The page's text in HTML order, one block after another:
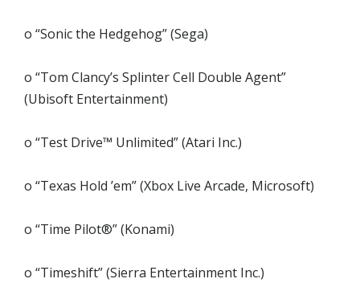
o “Sonic the Hedgehog” (Sega)
o “Tom Clancy’s Splinter Cell Double Agent”
(Ubisoft Entertainment)
o “Test Drive™ Unlimited” (Atari Inc.)
o “Texas Hold ’em” (Xbox Live Arcade, Microsoft)
o “Time Pilot®” (Konami)
o “Timeshift” (Sierra Entertainment Inc.)